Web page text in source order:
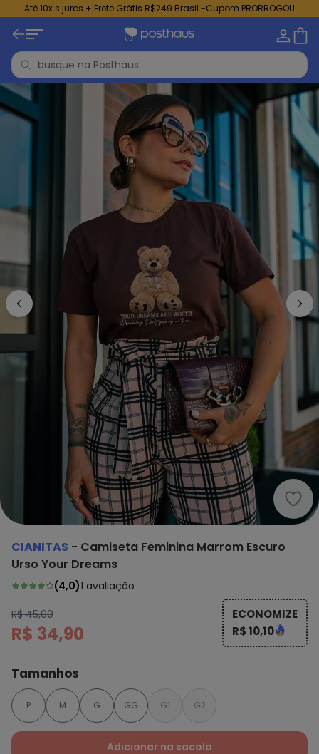
Até 10x s juros + Frete Grátis R$249 Brasil -Cupom PRORROGOU
CIANITAS - Camiseta Feminina Marrom Escuro
Urso Your Dreams
(4,0)1 avaliação
R$ 45,00
R$ 34,90
ECONOMIZE
R$ 10,10
Tamanhos
P M G GG G1 G2
Adicionar na sacola